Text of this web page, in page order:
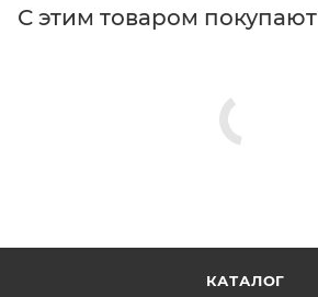
С этим товаром покупают
КАТАЛОГ